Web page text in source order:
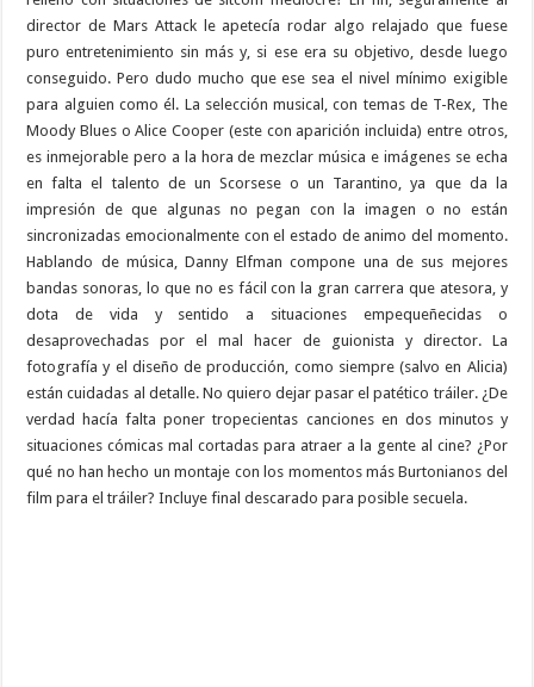
director de Mars Attack le apetecía rodar algo relajado que fuese
puro entretenimiento sin más y, si ese era su objetivo, desde luego
conseguido. Pero dudo mucho que ese sea el nivel mínimo exigible
para alguien como él. La selección musical, con temas de T-Rex, The
Moody Blues o Alice Cooper (este con aparición incluida) entre otros,
es inmejorable pero a la hora de mezclar música e imágenes se echa
en falta el talento de un Scorsese o un Tarantino, ya que da la
impresión de que algunas no pegan con la imagen o no están
sincronizadas emocionalmente con el estado de animo del momento.
Hablando de música, Danny Elfman compone una de sus mejores
bandas sonoras, lo que no es fácil con la gran carrera que atesora, y
dota de vida y sentido a situaciones empequeñecidas o
desaprovechadas por el mal hacer de guionista y director. La
fotografía y el diseño de producción, como siempre (salvo en Alicia)
están cuidadas al detalle. No quiero dejar pasar el patético tráiler. ¿De
verdad hacía falta poner tropecientas canciones en dos minutos y
situaciones cómicas mal cortadas para atraer a la gente al cine? ¿Por
qué no han hecho un montaje con los momentos más Burtonianos del
film para el tráiler? Incluye final descarado para posible secuela.